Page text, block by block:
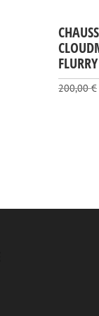
FLURRY
200,00€